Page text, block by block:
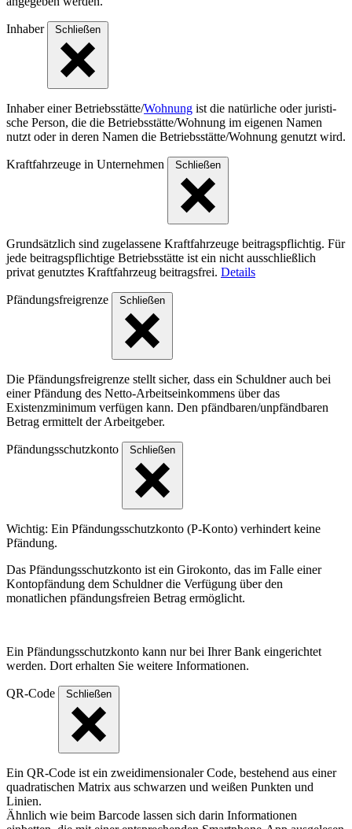
Inhaber Schließen
Inhaber einer Betriebs­stät­te/Wohnung ist die natür­liche oder juris­ti­
sche Person, die die Betriebs­stät­te/Woh­nung im eigenen Namen
nutzt oder in deren Namen die Betriebs­stät­te/Woh­nung genutzt wird.
Kraftfahrzeuge in Unternehmen Schließen
Grundsätzlich sind zugelassene Kraftfahrzeuge beitragspflichtig. Für
jede beitragspflichtige Betriebsstätte ist ein nicht ausschließlich
privat genutztes Kraftfahrzeug beitragsfrei. Details
Pfändungsfreigrenze Schließen
Die Pfändungsfreigrenze stellt sicher, dass ein Schuldner auch bei
einer Pfändung des Netto-Arbeitseinkommens über das
Existenzminimum verfügen kann. Den pfändbaren/unpfändbaren
Betrag ermittelt der Arbeitgeber.
Pfändungsschutzkonto Schließen
Wichtig: Ein Pfändungsschutzkonto (P-Konto) verhindert keine
Pfändung.
Das Pfändungsschutzkonto ist ein Girokonto, das im Falle einer
Kontopfändung dem Schuldner die Verfügung über den
monatlichen pfändungsfreien Betrag ermöglicht.
Ein Pfändungsschutzkonto kann nur bei Ihrer Bank eingerichtet
werden. Dort erhalten Sie weitere Informationen.
QR-Code Schließen
Ein QR-Code ist ein zweidimensionaler Code, bestehend aus einer
quadratischen Matrix aus schwarzen und weißen Punkten und
Linien.
Ähnlich wie beim Barcode lassen sich darin Informationen